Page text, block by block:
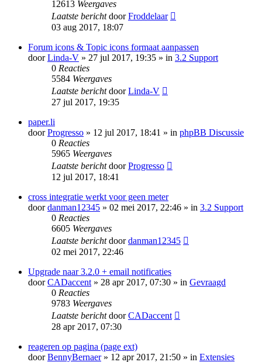
12613 Weergaves
Laatste berichtdoorFroddelaar
03 aug 2017, 18:07
Forum icons & Topic icons formaat aanpassen
doorLinda-V » 27 jul 2017, 19:35 » in 3.2 Support
0 Reacties
5584 Weergaves
Laatste berichtdoorLinda-V
27 jul 2017, 19:35
paper.li
doorProgresso » 12 jul 2017, 18:41 » in phpBB Discussie
0 Reacties
5965 Weergaves
Laatste berichtdoorProgresso
12 jul 2017, 18:41
cross integratie werkt voor geen meter
doordanman12345 » 02 mei 2017, 22:46 » in 3.2 Support
0 Reacties
6605 Weergaves
Laatste berichtdoordanman12345
02 mei 2017, 22:46
Upgrade naar 3.2.0 + email notificaties
doorCADaccent» 28 apr 2017, 07:30 » in Gevraagd
0 Reacties
9783 Weergaves
Laatste berichtdoorCADaccent
28 apr 2017, 07:30
reageren op pagina (page ext)
doorBennyBernaer» 12 apr 2017, 21:50 » in Extensies